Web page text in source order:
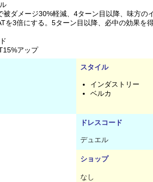
ダメージ30%軽減、4ターン目以降、味方の
を3倍にする。5ターン目以降、必中の効果を
アップ
スタイル
インダストリー
ベルカ
ドレスコード
デュエル
ショップ
なし